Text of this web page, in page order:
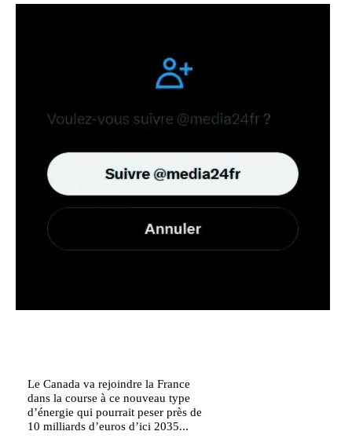
Le Canada va rejoindre la France
dans la course à ce nouveau type
d’énergie qui pourrait peser près de
10 milliards d’euros d’ici 2035...